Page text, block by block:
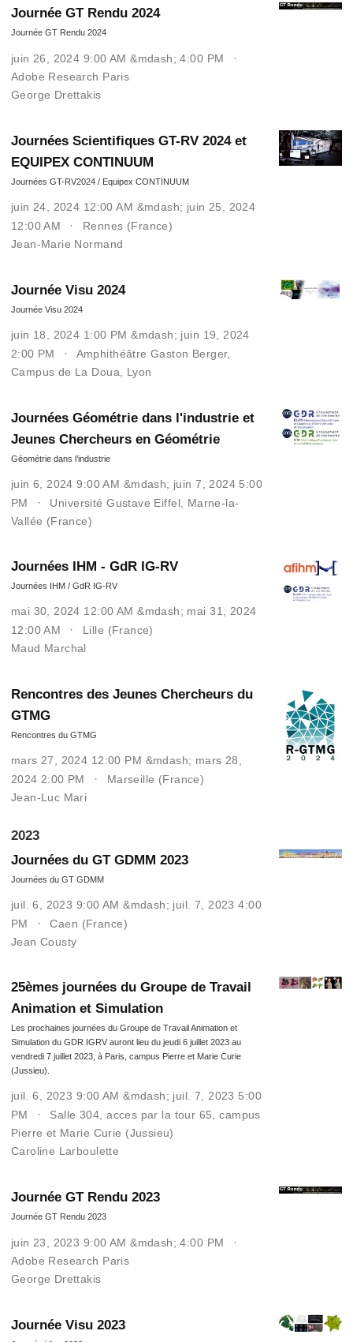
Journée GT Rendu 2024
Journée GT Rendu 2024
juin 26, 2024 9:00 AM &mdash; 4:00 PM
Adobe Research Paris
George Drettakis
Journées Scientifiques GT-RV 2024 et
EQUIPEX CONTINUUM
Journées GT-RV2024 / Equipex CONTINUUM
juin 24, 2024 12:00 AM &mdash; juin 25, 2024
12:00 AM
Rennes (France)
Jean-Marie Normand
Journée Visu 2024
Journée Visu 2024
juin 18, 2024 1:00 PM &mdash; juin 19, 2024
2:00 PM
Amphithéâtre Gaston Berger,
Campus de La Doua, Lyon
Journées Géométrie dans l'industrie et
Jeunes Chercheurs en Géométrie
Géométrie dans l’industrie
juin 6, 2024 9:00 AM &mdash; juin 7, 2024 5:00
PM
Université Gustave Eiffel, Marne-la-
Vallée (France)
Journées IHM - GdR IG-RV
Journées IHM / GdR IG-RV
mai 30, 2024 12:00 AM &mdash; mai 31, 2024
12:00 AM
Lille (France)
Maud Marchal
Rencontres des Jeunes Chercheurs du
GTMG
Rencontres du GTMG
mars 27, 2024 12:00 PM &mdash; mars 28,
2024 2:00 PM
Marseille (France)
Jean-Luc Mari
2023
Journées du GT GDMM 2023
Journées du GT GDMM
juil. 6, 2023 9:00 AM &mdash; juil. 7, 2023 4:00
PM
Caen (France)
Jean Cousty
25èmes journées du Groupe de Travail
Animation et Simulation
Les prochaines journées du Groupe de Travail Animation et
Simulation du GDR IGRV auront lieu du jeudi 6 juillet 2023 au
vendredi 7 juillet 2023, à Paris, campus Pierre et Marie Curie
(Jussieu).
juil. 6, 2023 9:00 AM &mdash; juil. 7, 2023 5:00
PM
Salle 304, acces par la tour 65, campus
Pierre et Marie Curie (Jussieu)
Caroline Larboulette
Journée GT Rendu 2023
Journée GT Rendu 2023
juin 23, 2023 9:00 AM &mdash; 4:00 PM
Adobe Research Paris
George Drettakis
Journée Visu 2023